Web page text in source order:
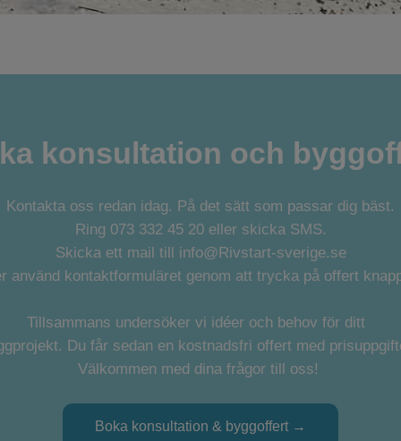
konsultation och
Kontakta oss redan idag. På det sätt som passar dig bäst.
Ring 073 332 45 20 eller skicka SMS.
Skicka ett mail till info@Rivstart-sverige.se
använd kontaktformuläret genom att trycka på offert
Tillsammans undersöker vi idéer och behov för ditt
Du får sedan en kostnadsfri offert med
Välkommen med dina frågor till oss!
Boka konsultation & byggoffert →